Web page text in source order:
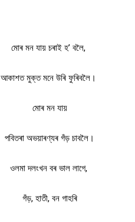
মোৰ মন যায় চৰাই হ’ বলৈ,
আকাশত মুক্ত মনে উৰি ফুৰিবলৈ।
মোৰ মন যায়
পবিতৰা অভয়াৰণ্যৰ গঁড় চাবলৈ।
ওলমা দলংখন বৰ ভাল লাগে,
গঁড়, হাতী, বন গাহৰি